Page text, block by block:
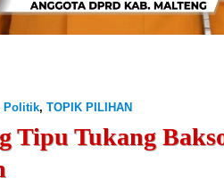
Politik, TOPIK PILIHAN
Tipu Tukang